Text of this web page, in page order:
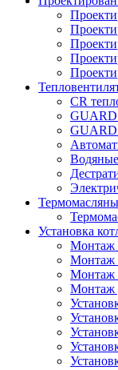
CR
GUARD
GUARD
Установка
Монтаж
Монтаж
Монтаж
Монтаж